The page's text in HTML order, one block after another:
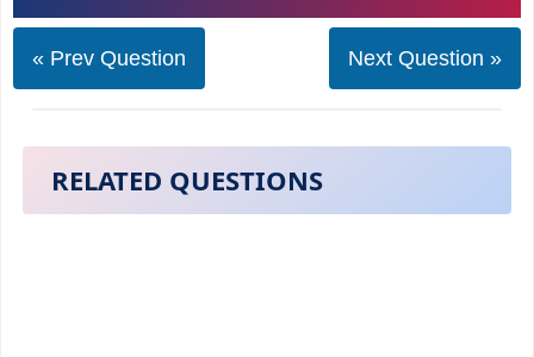
« Prev Question Next Question »
RELATED QUESTIONS